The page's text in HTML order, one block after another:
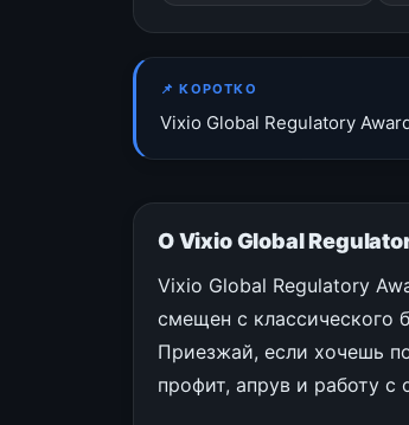
📌 КОРОТКО
Vixio Global Regulatory
О Vixio Global
Vixio Global Regulatory
смещен с классического
Приезжай, если хочешь
профит, апрув и работу с